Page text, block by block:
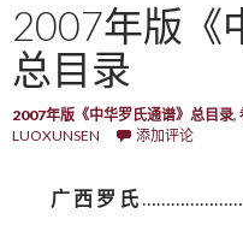
2007年版《
总目录
2007年版《中华罗氏通谱》总目录,
LUOXUNSEN
添加评论
广 西 罗 氏